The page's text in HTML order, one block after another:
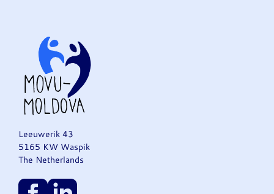
Leeuwerik 43
5165 KW Waspik
The Netherlands